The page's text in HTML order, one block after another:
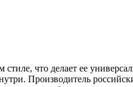
что делает ее
Производитель